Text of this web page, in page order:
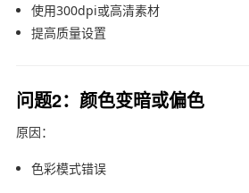
使用300dpi或高清素材
提高质量设置
问题2：颜色变暗或偏色
原因：
色彩模式错误